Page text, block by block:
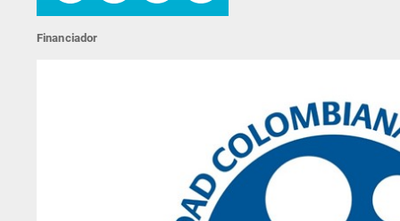
Financiador